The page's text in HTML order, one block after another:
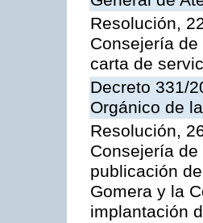
Resolución,
Consejería
carta de
Decreto 331/
Orgánico de
Resolución,
Consejería
publicación
Gomera y la
implantación